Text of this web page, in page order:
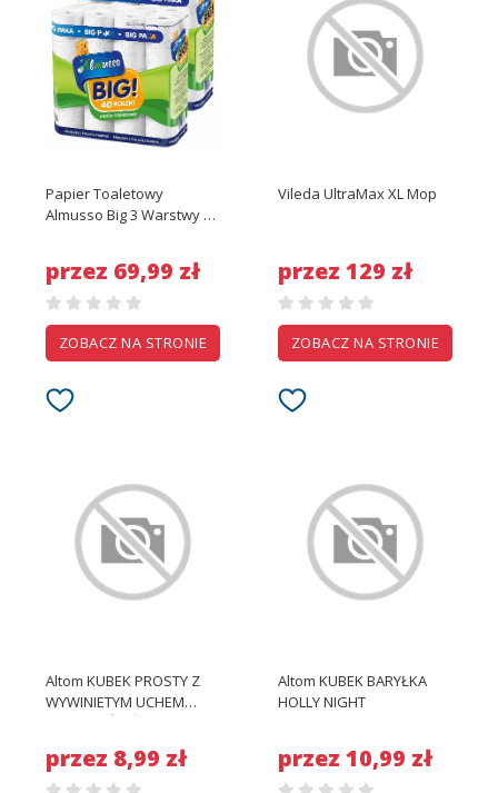
Papier Toaletowy
Almusso Big 3 Warstwy 80
przez 69,99 zł
ZOBACZ NA STRONIE
Vileda UltraMax XL Mop
przez 129 zł
ZOBACZ NA STRONIE
Altom KUBEK PROSTY Z
WYWINIETYM UCHEM
przez 8,99 zł
Altom KUBEK BARYŁKA
HOLLY NIGHT
przez 10,99 zł